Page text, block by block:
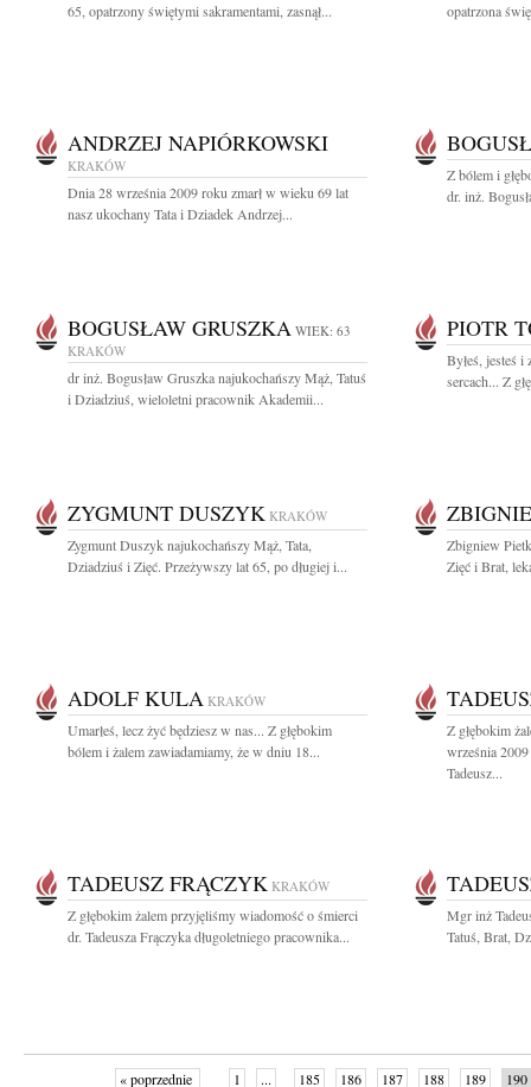
65, opatrzony świętymi sakramentami, zasnął...
opatrzona
ANDRZEJ NAPIÓRKOWSKI
KRAKÓW
Dnia 28 września 2009 roku zmarł w wieku 69 lat
nasz ukochany Tata i Dziadek Andrzej...
Z bólem i
dr. inż.
BOGUSŁAW GRUSZKA WIEK: 63
KRAKÓW
dr inż. Bogusław Gruszka najukochańszy Mąż, Tatuś
i Dziadziuś, wieloletni pracownik Akademii...
PIOTR
Byłeś, jesteś i
sercach... Z
ZYGMUNT DUSZYK KRAKÓW
Zygmunt Duszyk najukochańszy Mąż, Tata,
Dziadziuś i Zięć. Przeżywszy lat 65, po długiej i...
Zbigniew
Zięć i Brat,
ADOLF KULA KRAKÓW
Umarłeś, lecz żyć będziesz w nas... Z głębokim
bólem i żalem zawiadamiamy, że w dniu 18...
Z głębokim
września
Tadeusz...
TADEUSZ FRĄCZYK KRAKÓW
Z głębokim żalem przyjęliśmy wiadomość o śmierci
dr. Tadeusza Frączyka długoletniego pracownika...
Mgr inż
Tatuś, Brat,
« poprzednie 1 ... 185 186 187 188 189 190